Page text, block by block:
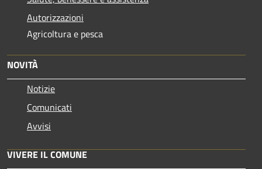
Autorizzazioni
Agricoltura e pesca
NOVITÀ
Notizie
Comunicati
Avvisi
VIVERE IL COMUNE